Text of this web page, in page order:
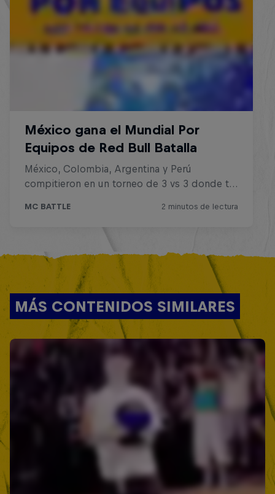
MÁS CONTENIDOS SIMILARES